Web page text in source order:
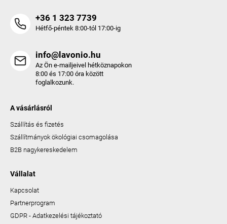
+36 1 323 7739
Hétfő-péntek 8:00-tól 17:00-ig
info@lavonio.hu
Az Ön e-mailjeivel hétköznapokon
8:00 és 17:00 óra között
foglalkozunk.
A vásárlásról
Szállítás és fizetés
Szállítmányok ökológiai csomagolása
B2B nagykereskedelem
Vállalat
Kapcsolat
Partnerprogram
GDPR - Adatkezelési tájékoztató